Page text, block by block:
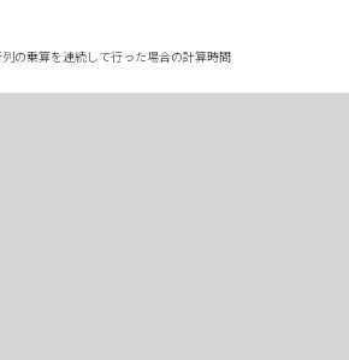
列の乗算を連続して行った場合の計算時間